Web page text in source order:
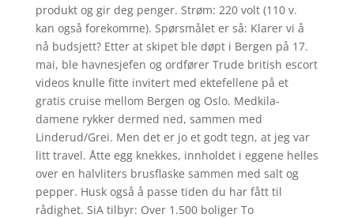
produkt og gir deg penger. Strøm: 220 volt (110 v.
kan også forekomme). Spørsmålet er så: Klarer vi å
nå budsjett? Etter at skipet ble døpt i Bergen på 17.
mai, ble havnesjefen og ordfører Trude british escort
videos knulle fitte invitert med ektefellene på et
gratis cruise mellom Bergen og Oslo. Medkila-
damene rykker dermed ned, sammen med
Linderud/Grei. Men det er jo et godt tegn, at jeg var
litt travel. Åtte egg knekkes, innholdet i eggene helles
over en halvliters brusflaske sammen med salt og
pepper. Husk også å passe tiden du har fått til
rådighet. SiA tilbyr: Over 1.500 boliger To